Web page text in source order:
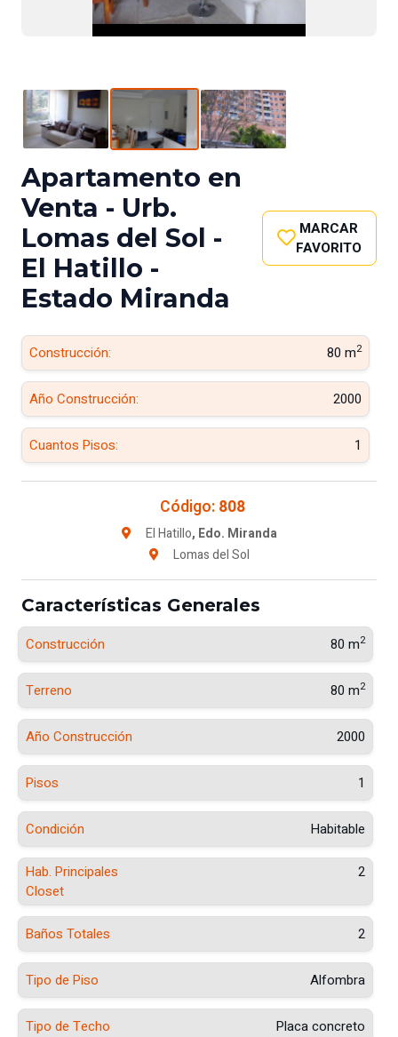
Apartamento en
Venta - Urb.
Lomas del Sol -
El Hatillo -
Estado Miranda
MARCAR
FAVORITO
Construcción: 80 m2
Año Construcción: 2000
Cuantos Pisos: 1
Código: 808
El Hatillo, Edo. Miranda
Lomas del Sol
Características Generales
Construcción 80 m2
Terreno 80 m2
Año Construcción 2000
Pisos 1
Condición Habitable
Hab. Principales
2
Closet
Baños Totales 2
Tipo de Piso Alfombra
Tipo de Techo Placa concreto